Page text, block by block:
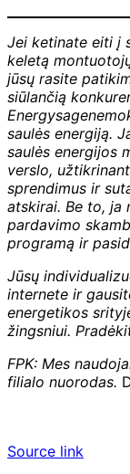
Jei ketinate eiti į
keletą
jūsų rasite
siūlančią
Energysage
saulės energiją.
saulės energijos
verslo,
sprendimus ir
atskirai. Be to, ja
pardavimo
programą ir
Jūsų
internete ir
energetikos
žingsniui.
FPK: Mes
filialo nuorodas.
Source link